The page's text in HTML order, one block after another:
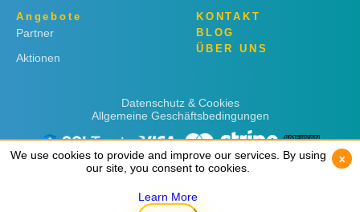
Angebote
Partner
Aktionen
KONTAKT
BLOG
ÜBER UNS
Datenschutz & Cookies
Allgemeine Geschäftsbedingungen
We use cookies to provide and improve our services. By using
our site, you consent to cookies.
Learn More
x
We use cookies to provide and improve our services. By using
our site, you consent to cookies.
Learn More
x